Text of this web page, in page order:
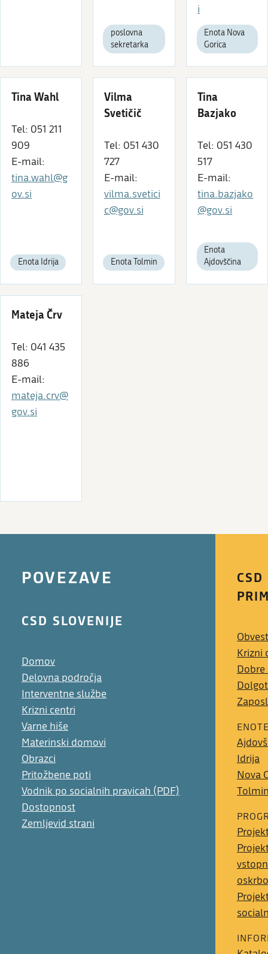
poslovna
sekretarka
i
Enota Nova
Gorica
Tina Wahl
Tel: 051 211
909
E-mail:
tina.wahl@g
ov.si
Enota Idrija
Vilma
Svetičič
Tel: 051 430
727
E-mail:
vilma.svetici
c@gov.si
Enota Tolmin
Tina
Bazjako
Tel: 051 430
517
E-mail:
tina.bazjako
@gov.si
Enota
Ajdovščina
Mateja Črv
Tel: 041 435
886
E-mail:
mateja.crv@
gov.si
POVEZAVE
CSD SLOVENIJE
Domov
Delovna področja
Interventne službe
Krizni centri
Varne hiše
Materinski domovi
Obrazci
Pritožbene poti
Vodnik po socialnih pravicah (PDF)
Dostopnost
Zemljevid strani
Krizni
Dobre
Idrija
Nova
oskrbo